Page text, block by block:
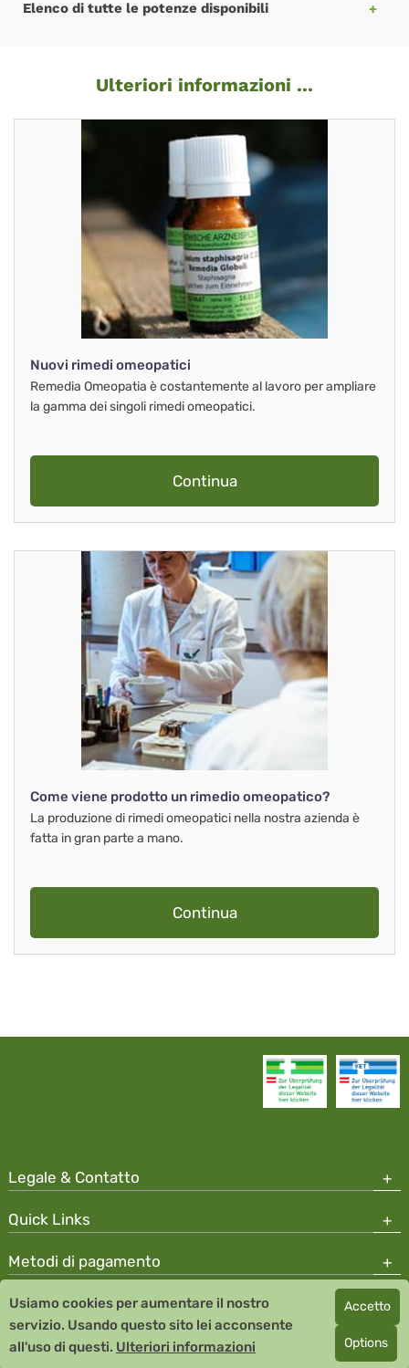
Elenco di tutte le potenze disponibili
Ulteriori informazioni ...
Nuovi rimedi omeopatici
Remedia Omeopatia è costantemente al lavoro per ampliare
la gamma dei singoli rimedi omeopatici.
Continua
Come viene prodotto un rimedio omeopatico?
La produzione di rimedi omeopatici nella nostra azienda è
fatta in gran parte a mano.
Continua
Legale & Contatto
Quick Links
Metodi di pagamento
Copyright © 2026 Team Santé Salvator Apotheke
Remedia Homeopathy GmbH GMP certified pharmaceutical
manufacturer
Usiamo cookies per aumentare il nostro
servizio. Usando questo sito lei acconsente
all'uso di questi. Ulteriori informazioni
Accetto
Options